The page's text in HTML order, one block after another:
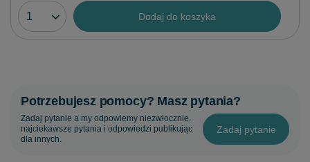
Dodaj do koszyka
Potrzebujesz pomocy? Masz pytania?
Zadaj pytanie a my odpowiemy niezwłocznie,
najciekawsze pytania i odpowiedzi publikując
dla innych.
Zadaj pytanie